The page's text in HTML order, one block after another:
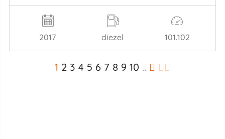
2017 diezel 101.102
1 2 3 4 5 6 7 8 9 10 ..